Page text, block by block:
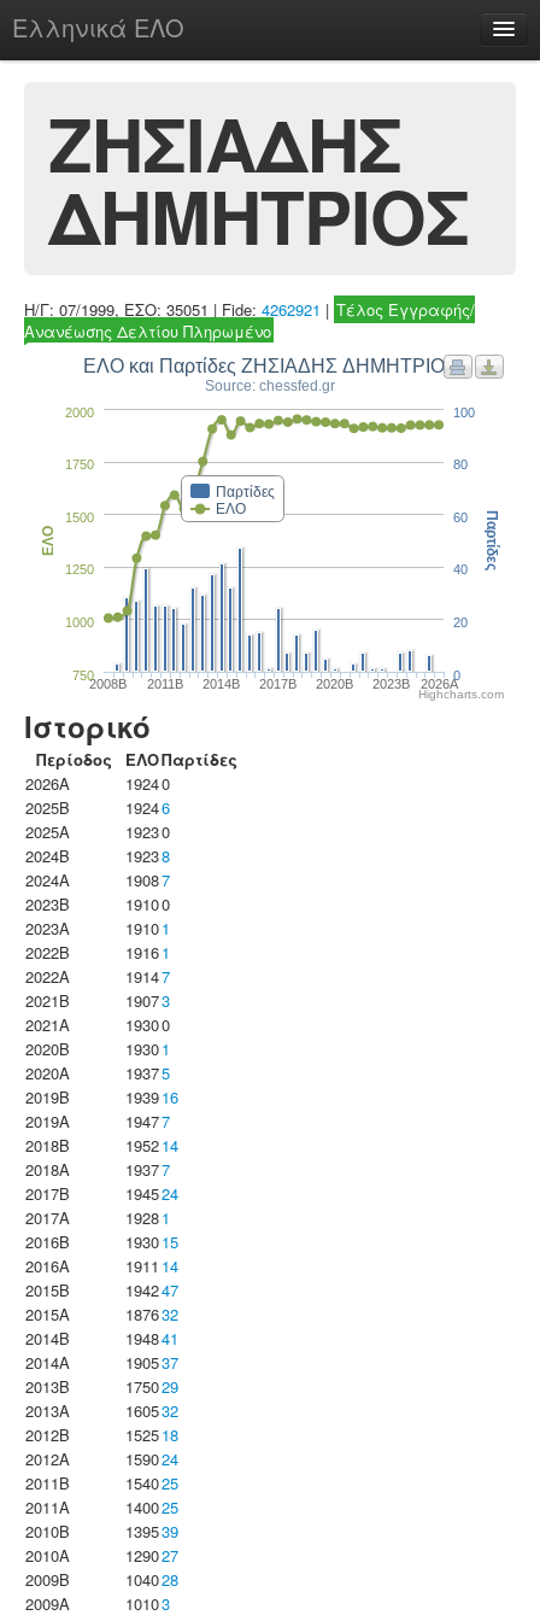
Ελληνικά ΕΛΟ
chesstu.be @ discord
Login
ΖΗΣΙΑΔΗΣ
ΔΗΜΗΤΡΙΟΣ
Η/Γ: 07/1999, ΕΣΟ: 35051 | Fide: 4262921 | Τέλος Εγγραφής/
Ανανέωσης Δελτίου Πληρωμένο
ΕΛΟ και Παρτίδες ΖΗΣΙΑΔΗΣ ΔΗΜΗΤΡΙΟΣ
Source: chessfed.gr
Παρτίδες
ΕΛΟ
2008B 2011B 2014B 2017B 2020B 2023B 2026A
750
1000
1250
1500
1750
2000
ΕΛΟ
0
20
40
60
80
100
Παρτίδες
Highcharts.com
Ιστορικό
Περίοδος ΕΛΟΠαρτίδες
2026A
19240
2025B
19246
2025A
19230
2024B
19238
2024A
19087
2023B
19100
2023Α
19101
2022B
19161
2022A
19147
2021B
19073
2021A
19300
2020B
19301
2020A
19375
2019B
193916
2019A
19477
2018B
195214
2018A
19377
2017B
194524
2017A
19281
2016B
193015
2016A
1911 14
2015B
194247
2015A
187632
2014B
194841
2014A
190537
2013B
175029
2013A
160532
2012B
152518
2012A
159024
2011B
154025
2011A
140025
2010B
139539
2010A
129027
2009B
104028
2009A
10103